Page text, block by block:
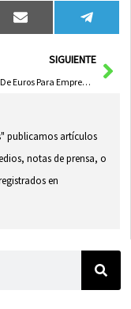
Compartir
en
Email
en
SIGUIENTE
32 Millones De Euros Para Emprendedores En Las Convocatorias De Grupos De Desarrollo Rural
publicamos artículos
notas de prensa, o
en